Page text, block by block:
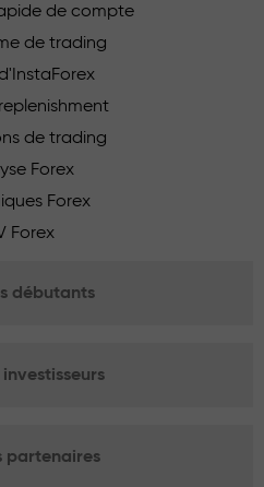
de compte
de trading
de trading
Forex
Forex
Forex
débutants
investisseurs
partenaires